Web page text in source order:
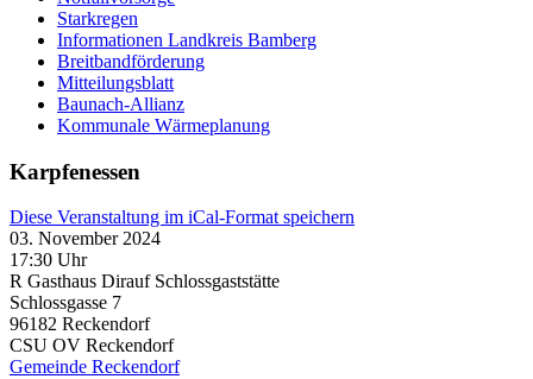
Starkregen
Informationen Landkreis Bamberg
Breitbandförderung
Mitteilungsblatt
Baunach-Allianz
Kommunale Wärmeplanung
Karpfenessen
Diese Veranstaltung im iCal-Format speichern
03. November 2024
17:30 Uhr
R Gasthaus Dirauf Schlossgaststätte
Schlossgasse 7
96182 Reckendorf
CSU OV Reckendorf
Gemeinde Reckendorf